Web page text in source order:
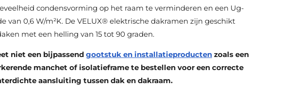
condensvorming op het raam te verminderen en een Ug-
van 0,6 W/m²K. De VELUX® elektrische dakramen zijn geschikt
met een helling van 15 tot 90 graden.
niet een bijpassend gootstuk en installatieproducten zoals een
manchet of isolatieframe te bestellen voor een correcte
aansluiting tussen dak en dakraam.